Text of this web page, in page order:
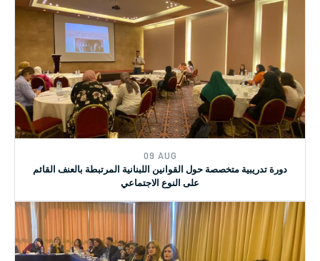
09 AUG
دورة تدريبية متخصصة حول القوانين اللبنانية المرتبطة بالعنف القائم
على النوع الاجتماعي